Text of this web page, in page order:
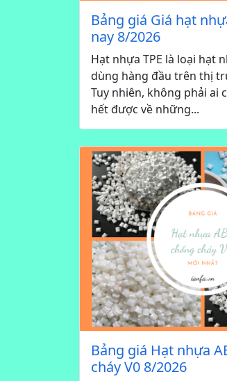
Bảng giá Giá hạt
nay 8/2026
Hạt nhựa TPE là loại hạt
dùng hàng đầu trên thị
Tuy nhiên, không phải ai
hết được về những...
Bảng giá Hạt nhựa
cháy V0 8/2026